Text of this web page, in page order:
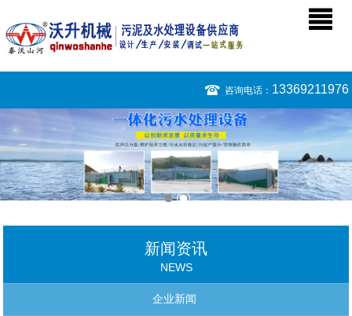
咨询电话： 13369211976
新闻资讯
NEWS
企业新闻